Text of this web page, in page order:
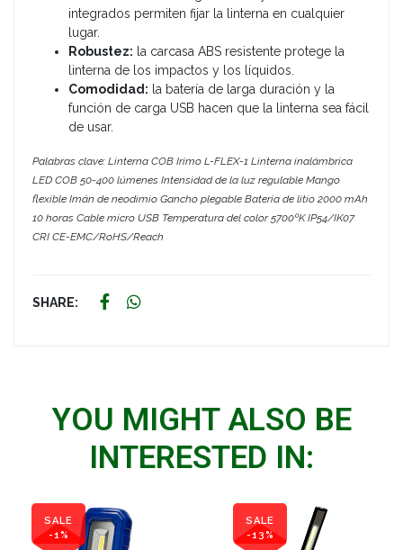
integrados permiten fijar la linterna en cualquier
lugar.
Robustez: la carcasa ABS resistente protege la
linterna de los impactos y los líquidos.
Comodidad: la batería de larga duración y la
función de carga USB hacen que la linterna sea fácil
de usar.
Palabras clave: Linterna COB Irimo L-FLEX-1 Linterna inalámbrica
LED COB 50-400 lúmenes Intensidad de la luz regulable Mango
flexible Imán de neodimio Gancho plegable Batería de litio 2000 mAh
10 horas Cable micro USB Temperatura del color 5700ºK IP54/IK07
CRI CE-EMC/RoHS/Reach
SHARE:
YOU MIGHT ALSO BE
INTERESTED IN:
SALE
-1%
SALE
-13%